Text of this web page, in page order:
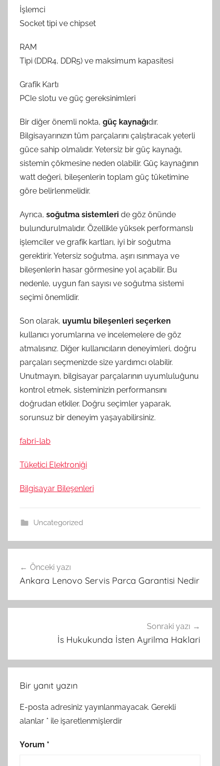
İşlemci
Socket tipi ve chipset
RAM
Tipi (DDR4, DDR5) ve maksimum kapasitesi
Grafik Kartı
PCIe slotu ve güç gereksinimleri
Bir diğer önemli nokta, güç kaynağıdır.
Bilgisayarınızın tüm parçalarını çalıştıracak yeterli
güce sahip olmalıdır. Yetersiz bir güç kaynağı,
sistemin çökmesine neden olabilir. Güç kaynağının
watt değeri, bileşenlerin toplam güç tüketimine
göre belirlenmelidir.
Ayrıca, soğutma sistemleri de göz önünde
bulundurulmalıdır. Özellikle yüksek performanslı
işlemciler ve grafik kartları, iyi bir soğutma
gerektirir. Yetersiz soğutma, aşırı ısınmaya ve
bileşenlerin hasar görmesine yol açabilir. Bu
nedenle, uygun fan sayısı ve soğutma sistemi
seçimi önemlidir.
Son olarak, uyumlu bileşenleri seçerken
kullanıcı yorumlarına ve incelemelere de göz
atmalısınız. Diğer kullanıcıların deneyimleri, doğru
parçaları seçmenizde size yardımcı olabilir.
Unutmayın, bilgisayar parçalarının uyumluluğunu
kontrol etmek, sisteminizin performansını
doğrudan etkiler. Doğru seçimler yaparak,
sorunsuz bir deneyim yaşayabilirsiniz.
fabri-lab
Tüketici Elektroniği
Bilgisayar Bileşenleri
Uncategorized
gezinmesi
Önceki yazı
Ankara Lenovo Servis Parca Garantisi Nedir
Sonraki yazı
İs Hukukunda İsten Ayrilma Haklari
Bir yanıt yazın
E-posta adresiniz yayınlanmayacak. Gerekli
alanlar * ile işaretlenmişlerdir
Yorum *